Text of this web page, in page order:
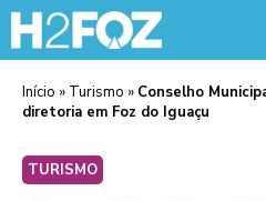
Início » Turismo » Conselho
diretoria em Foz do Iguaçu
TURISMO